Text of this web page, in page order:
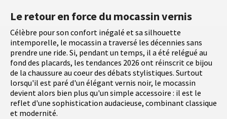
Le retour en force du mocassin vernis
Célèbre pour son confort inégalé et sa silhouette
intemporelle, le mocassin a traversé les décennies sans
prendre une ride. Si, pendant un temps, il a été relégué au
fond des placards, les tendances 2026 ont réinscrit ce bijou
de la chaussure au coeur des débats stylistiques. Surtout
lorsqu'il est paré d'un élégant vernis noir, le mocassin
devient alors bien plus qu'un simple accessoire : il est le
reflet d'une sophistication audacieuse, combinant classique
et modernité.